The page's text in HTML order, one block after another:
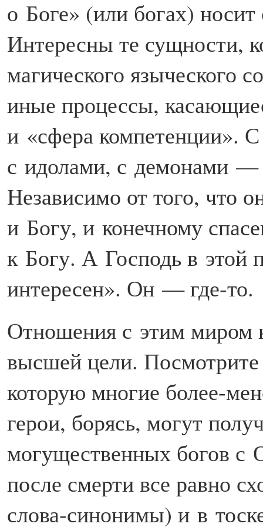
о Боге» (или богах)
Интересны те сущности,
магического языческого
иные процессы,
и «сфера компетенции».
с идолами, с демонами —
Независимо от того, что
и Богу, и конечному
к Богу. А Господь в этой
интересен». Он — где-то.
Отношения с этим миром
высшей цели.
которую многие более-
герои, борясь, могут
могущественных богов с
после смерти все равно
слова-синонимы) и в